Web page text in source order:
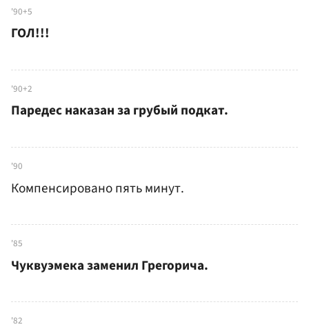
'90+5
ГОЛ!!!
'90+2
Паредес наказан за грубый подкат.
'90
Компенсировано пять минут.
'85
Чуквуэмека заменил Грегорича.
'82